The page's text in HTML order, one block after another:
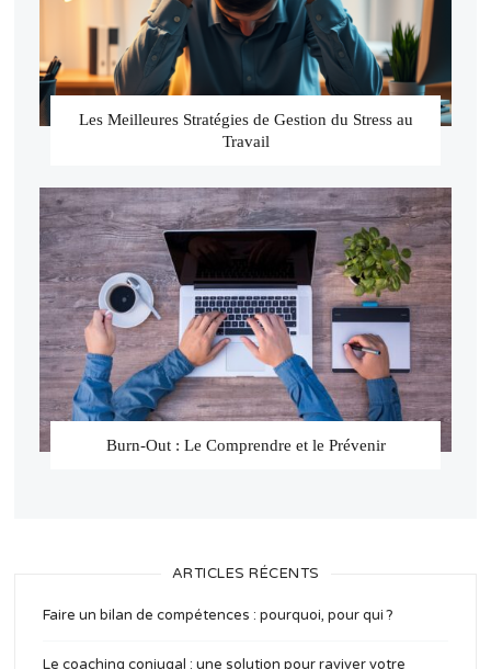
Les Meilleures Stratégies de Gestion du Stress au
Travail
Burn-Out : Le Comprendre et le Prévenir
ARTICLES RÉCENTS
Faire un bilan de compétences : pourquoi, pour qui ?
Le coaching conjugal : une solution pour raviver votre